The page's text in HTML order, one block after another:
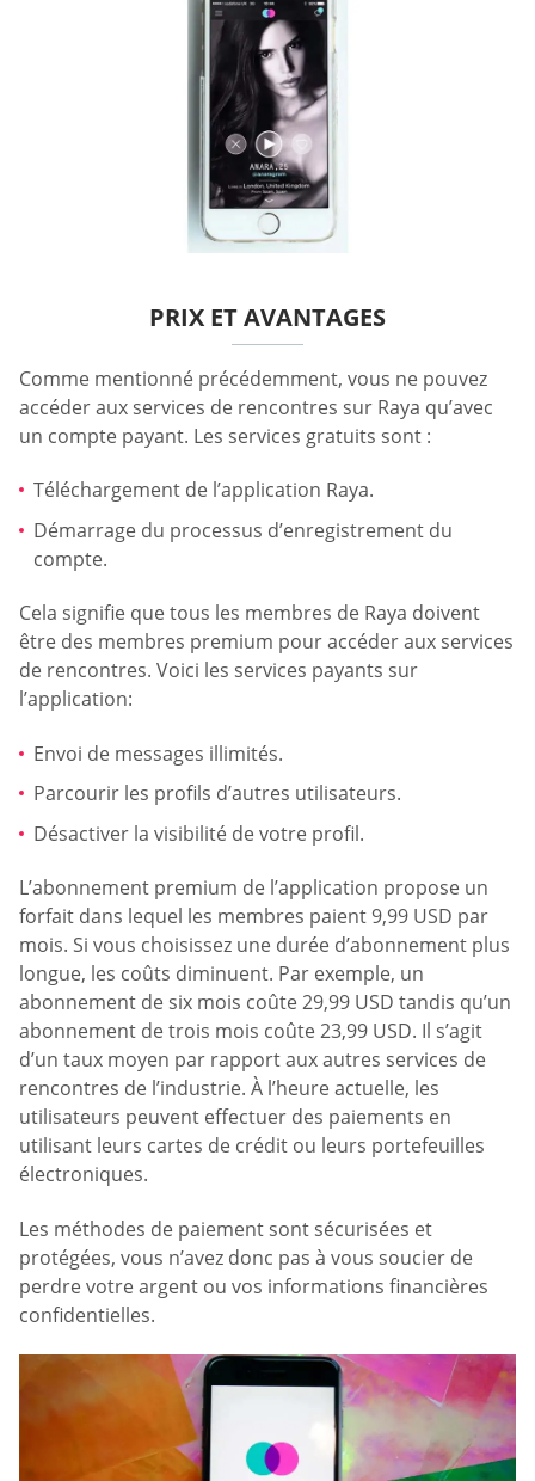
PRIX ET AVANTAGES
Comme mentionné précédemment, vous ne pouvez
accéder aux services de rencontres sur Raya qu’avec
un compte payant. Les services gratuits sont :
Téléchargement de l’application Raya.
Démarrage du processus d’enregistrement du
compte.
Cela signifie que tous les membres de Raya doivent
être des membres premium pour accéder aux services
de rencontres. Voici les services payants sur
l’application:
Envoi de messages illimités.
Parcourir les profils d’autres utilisateurs.
Désactiver la visibilité de votre profil.
L’abonnement premium de l’application propose un
forfait dans lequel les membres paient 9,99 USD par
mois. Si vous choisissez une durée d’abonnement plus
longue, les coûts diminuent. Par exemple, un
abonnement de six mois coûte 29,99 USD tandis qu’un
abonnement de trois mois coûte 23,99 USD. Il s’agit
d’un taux moyen par rapport aux autres services de
rencontres de l’industrie. À l’heure actuelle, les
utilisateurs peuvent effectuer des paiements en
utilisant leurs cartes de crédit ou leurs portefeuilles
électroniques.
Les méthodes de paiement sont sécurisées et
protégées, vous n’avez donc pas à vous soucier de
perdre votre argent ou vos informations financières
confidentielles.